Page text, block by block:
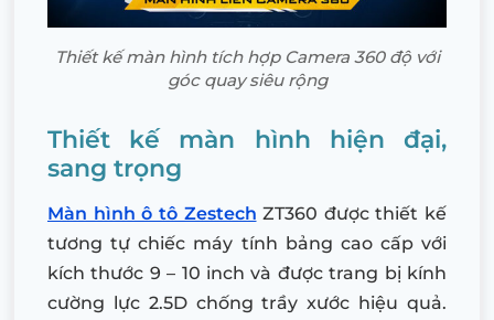
Thiết kế màn hình tích hợp Camera 360 độ với
góc quay siêu rộng
Thiết kế màn hình hiện đại,
sang trọng
Màn hình ô tô Zestech ZT360 được thiết kế
tương tự chiếc máy tính bảng cao cấp với
kích thước 9 – 10 inch và được trang bị kính
cường lực 2.5D chống trầy xước hiệu quả.